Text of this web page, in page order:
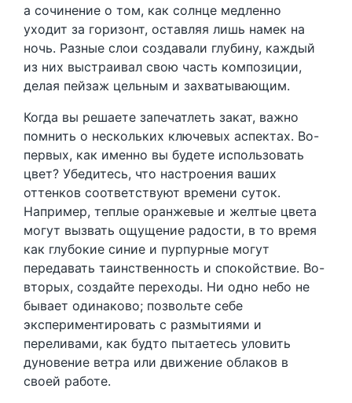
а сочинение о том, как солнце медленно
уходит за горизонт, оставляя лишь намек на
ночь. Разные слои создавали глубину, каждый
из них выстраивал свою часть композиции,
делая пейзаж цельным и захватывающим.
Когда вы решаете запечатлеть закат, важно
помнить о нескольких ключевых аспектах. Во-
первых, как именно вы будете использовать
цвет? Убедитесь, что настроения ваших
оттенков соответствуют времени суток.
Например, теплые оранжевые и желтые цвета
могут вызвать ощущение радости, в то время
как глубокие синие и пурпурные могут
передавать таинственность и спокойствие. Во-
вторых, создайте переходы. Ни одно небо не
бывает одинаково; позвольте себе
экспериментировать с размытиями и
переливами, как будто пытаетесь уловить
дуновение ветра или движение облаков в
своей работе.